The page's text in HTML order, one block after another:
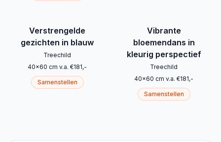
Verstrengelde
gezichten in blauw
Treechild
40x60 cm v.a. €181,-
Samenstellen
Vibrante
bloemendans in
kleurig perspectief
Treechild
40x60 cm v.a. €181,-
Samenstellen